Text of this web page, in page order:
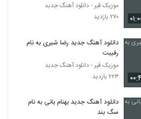
موزیک قیر - دانلود آهنگ جدبد
۲۷۰ بازدید
دانلود آهنگ جدید رضا شیری به نام
رقیبت
موزیک قیر - دانلود آهنگ جدبد
۲۲۳ بازدید
دانلود آهنگ جدید بهنام بانی به نام
سگ بند